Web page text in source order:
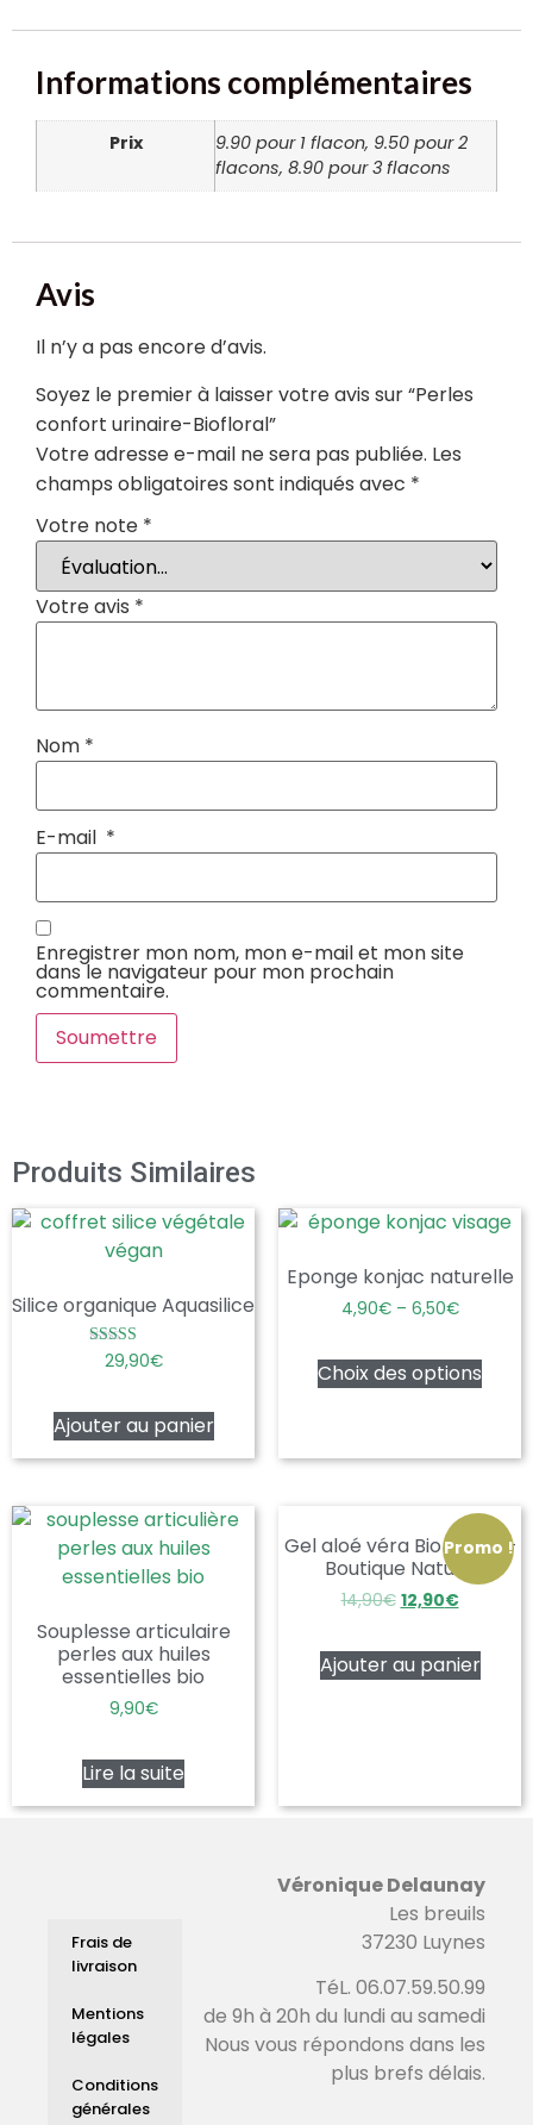
Informations complémentaires
Prix
9.90 pour 1 flacon, 9.50 pour 2
flacons, 8.90 pour 3 flacons
Avis
Il n’y a pas encore d’avis.
Soyez le premier à laisser votre avis sur “Perles
confort urinaire-Biofloral”
Votre adresse e-mail ne sera pas publiée. Les
champs obligatoires sont indiqués avec *
Votre note *
Votre avis *
Nom *
E-mail *
Enregistrer mon nom, mon e-mail et mon site
dans le navigateur pour mon prochain
commentaire.
Produits Similaires
Silice organique Aquasilice
Note
5.00
29,90€
Ajouter au panier
Eponge konjac naturelle
4,90€– 6,50€
Choix des options
Souplesse articulaire
perles aux huiles
essentielles bio
9,90€
Lire la suite
Promo !
Gel aloé véra Bio 150ml –
Boutique Nature
14,90€ 12,90€
Ajouter au panier
Frais de
livraison
Mentions
légales
Conditions
générales
Véronique Delaunay
Les breuils
37230 Luynes
TéL. 06.07.59.50.99
de 9h à 20h du lundi au samedi
Nous vous répondons dans les
plus brefs délais.